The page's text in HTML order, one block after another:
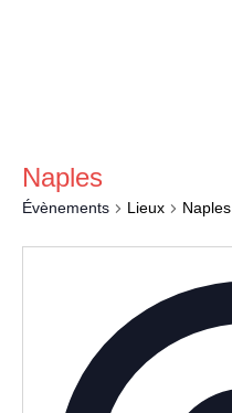
Naples
Évènements Lieux Naples